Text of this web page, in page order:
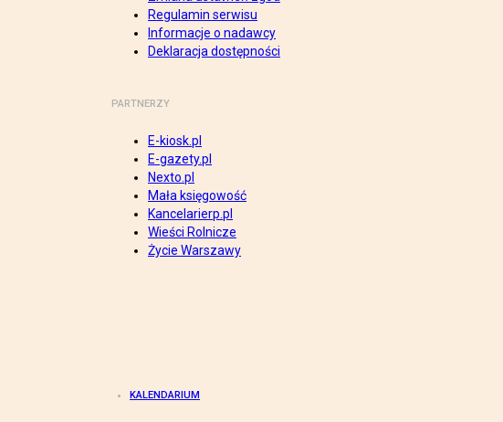
Regulamin serwisu
Informacje o nadawcy
Deklaracja dostępności
PARTNERZY
E-kiosk.pl
E-gazety.pl
Nexto.pl
Mała księgowość
Kancelarierp.pl
Wieści Rolnicze
Życie Warszawy
KALENDARIUM